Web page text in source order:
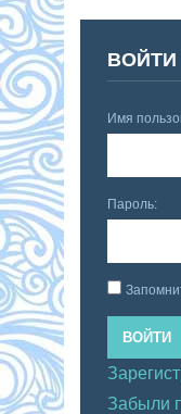
ВОЙТИ
Имя
Пароль:
ВОЙТИ
Забыли